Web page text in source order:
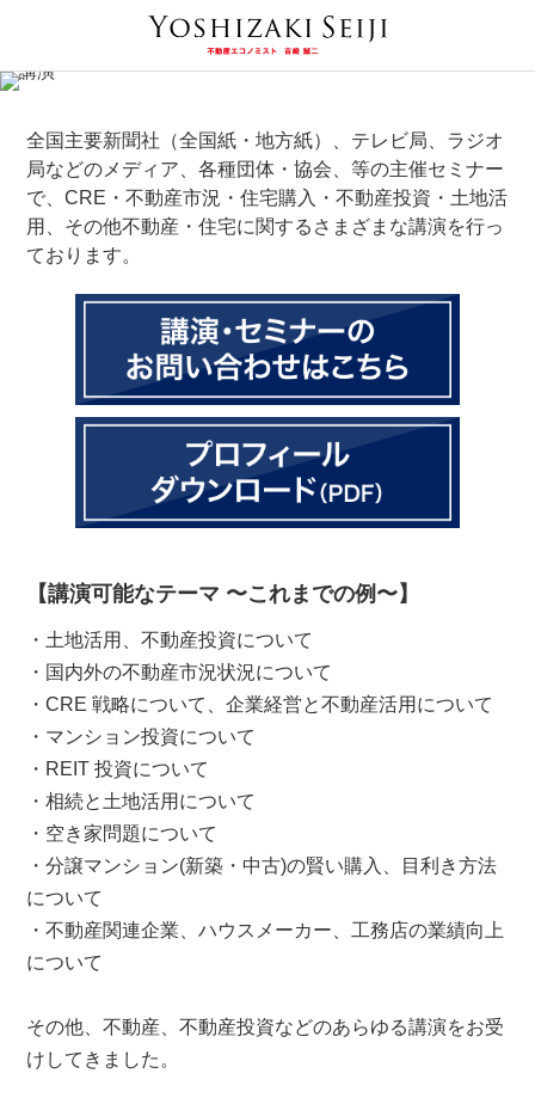
全国主要新聞社（全国紙・地方紙）、テレビ局、ラジオ
局などのメディア、各種団体・協会、等の主催セミナー
で、CRE・不動産市況・住宅購入・不動産投資・土地活
用、その他不動産・住宅に関するさまざまな講演を行っ
ております。
【講演可能なテーマ 〜これまでの例〜】
・土地活用、不動産投資について
・国内外の不動産市況状況について
・CRE 戦略について、企業経営と不動産活用について
・マンション投資について
・REIT 投資について
・相続と土地活用について
・空き家問題について
・分譲マンション(新築・中古)の賢い購入、目利き方法
について
・不動産関連企業、ハウスメーカー、工務店の業績向上
について
その他、不動産、不動産投資などのあらゆる講演をお受
けしてきました。